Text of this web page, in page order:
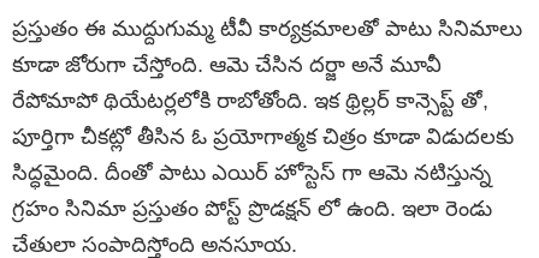
ప్రస్తుతం ఈ ముద్దుగుమ్మ టీవీ కార్యక్రమాలతో పాటు సినిమాలు
కూడా జోరుగా చేస్తోంది. ఆమె చేసిన దర్జా అనే మూవీ
రేపోమాపో థియేటర్లలోకి రాబోతోంది. ఇక థ్రిల్లర్ కాన్సెప్ట్ తో,
పూర్తిగా చీకట్లో తీసిన ఓ ప్రయోగాత్మక చిత్రం కూడా విడుదలకు
సిద్ధమైంది. దీంతో పాటు ఎయిర్ హోస్టెస్ గా ఆమె నటిస్తున్న
గ్రహం సినిమా ప్రస్తుతం పోస్ట్ ప్రొడక్షన్ లో ఉంది. ఇలా రెండు
చేతులా సంపాదిస్తోంది అనసూయ.